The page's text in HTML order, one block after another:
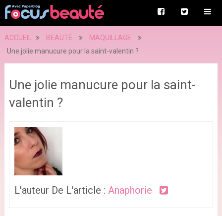
ACCUEIL BEAUTÉ
MAQUILLAGE
Une jolie manucure pour la saint-valentin ?
Une jolie manucure pour la saint-
valentin ?
L'auteur De L'article : Anaphorie